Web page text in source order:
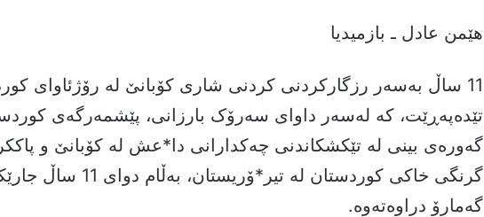
هێمن عادل ـ بازمیدیا
11 ساڵ بەسەر رزگارکردنی کردنی شاری کۆبانێ لە رۆژئاوای
تێدەپەڕێت، کە لەسەر داوای سەرۆک بارزانی، پێشمەرگەی
گەورەی بینی لە تێکشکاندنی چەکدارانی دا*عش لە کۆبانێ و
گرنگی خاکی کوردستان لە
گەمارۆ دراوەتەوە.